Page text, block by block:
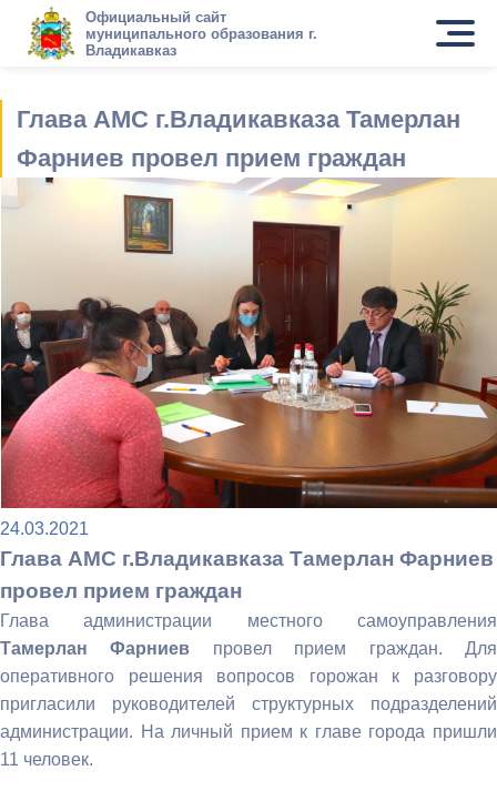
Официальный сайт
муниципального образования г.
Владикавказ
Глава АМС г.Владикавказа Тамерлан
Фарниев провел прием граждан
24.03.2021
Глава АМС г.Владикавказа Тамерлан Фарниев
провел прием граждан
Глава администрации местного самоуправления
Тамерлан Фарниев провел прием граждан. Для
оперативного решения вопросов горожан к разговору
пригласили руководителей структурных подразделений
администрации. На личный прием к главе города пришли
11 человек.